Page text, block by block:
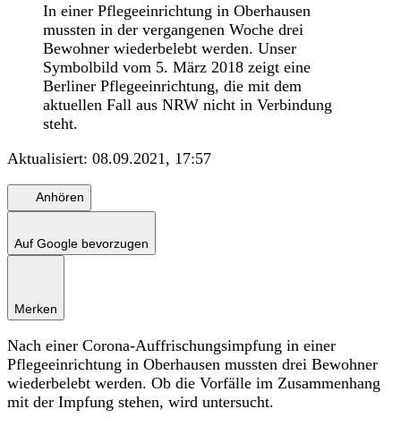
In einer Pflegeeinrichtung in Oberhausen
mussten in der vergangenen Woche drei
Bewohner wiederbelebt werden. Unser
Symbolbild vom 5. März 2018 zeigt eine
Berliner Pflegeeinrichtung, die mit dem
aktuellen Fall aus NRW nicht in Verbindung
steht.
Aktualisiert: 08.09.2021, 17:57
Anhören
Auf Google bevorzugen
Merken
Nach einer Corona-Auffrischungsimpfung in einer
Pflegeeinrichtung in Oberhausen mussten drei Bewohner
wiederbelebt werden. Ob die Vorfälle im Zusammenhang
mit der Impfung stehen, wird untersucht.